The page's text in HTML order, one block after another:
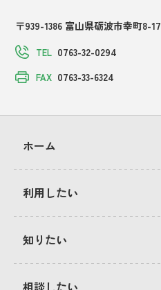
〒939-1386 富山県砺波市幸町8-17
TEL 0763-32-0294
FAX 0763-33-6324
ホーム
利用したい
知りたい
相談したい